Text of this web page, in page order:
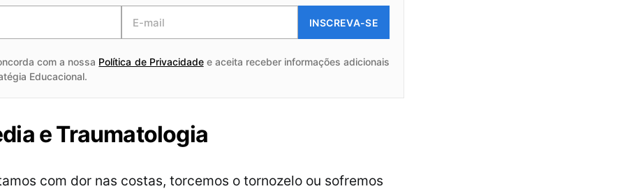
INSCREVA-SE
com a nossa Política de Privacidadee aceita receber informações adicionais
Educacional.
e Traumatologia
com dor nas costas, torcemos o tornozelo ou sofremos